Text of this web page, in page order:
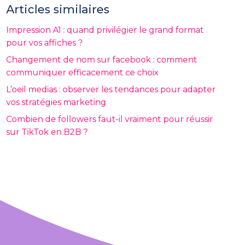
Articles similaires
Impression A1 : quand privilégier le grand format
pour vos affiches ?
Changement de nom sur facebook : comment
communiquer efficacement ce choix
L’oeil medias : observer les tendances pour adapter
vos stratégies marketing
Combien de followers faut-il vraiment pour réussir
sur TikTok en B2B ?